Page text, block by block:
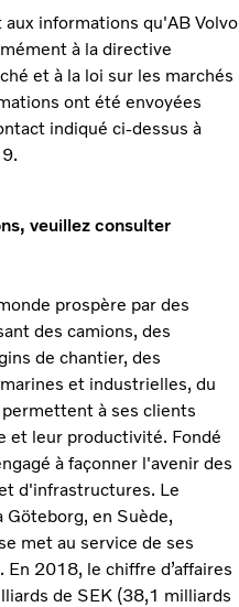
informations qu'AB Volvo
à la directive
et à la loi sur les marchés
ont été envoyées
indiqué ci-dessus à
veuillez consulter
prospère par des
des camions, des
de chantier, des
et industrielles, du
à ses clients
et leur productivité. Fondé
à façonner l'avenir des
d'infrastructures. Le
Göteborg, en Suède,
met au service de ses
2018, le chiffre d’affaires
de SEK (38,1 milliards